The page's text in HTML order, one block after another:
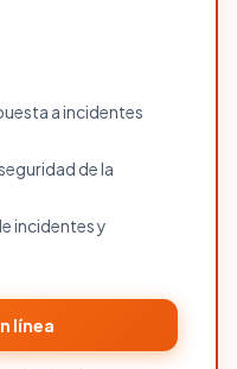
a incidentes
de la
incidentes y
línea